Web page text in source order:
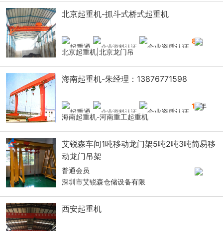
北京起重机-抓斗式桥式起重机
8年
北京起重机|北京龙门吊
海南起重机-朱经理：13876771598
14年
海南起重机-河南重工起重机
艾锐森车间1吨移动龙门架5吨2吨3吨简易移
动龙门吊架
普通会员
深圳市艾锐森仓储设备有限
西安起重机